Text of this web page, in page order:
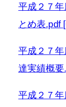
平成２７年
とめ表.pdf
平成２７
達実績概
平成２７